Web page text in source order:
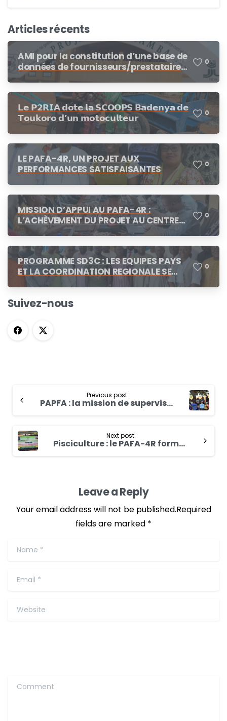
Articles récents
AMI pour la constitution d’une base de
données de fournisseurs/prestataires
dans le cadre des procédures de
de cotation
0
𝗟𝗲 𝗣𝟮𝗥𝗜𝗔 𝗱𝗼𝘁𝗲 𝗹𝗮 𝗦𝗖𝗢𝗢𝗣𝗦 𝗕𝗮𝗱𝗲𝗻𝘆𝗮 𝗱𝗲
𝗧𝗼𝘂𝗸𝗼𝗿𝗼 𝗱’𝘂𝗻 𝗺𝗼𝘁𝗼𝗰𝘂𝗹𝘁𝗲𝘂𝗿
0
LE PAFA-4R, UN PROJET AUX
PERFORMANCES SATISFAISANTES
0
MISSION D’APPUI AU PAFA-4R :
L’ACHÈVEMENT DU PROJET AU CENTRE
DES CONCERTATIONS
0
PROGRAMME SD3C : LES EQUIPES PAYS
ET LA COORDINATION REGIONALE SE
CONCERTENT A N’DJAMENA
0
Suivez-nous
Previous post
PAPFA : la mission de supervision rencontre les parties prenantes de la boucle du Mouhoun
Next post
Pisciculture : le PAFA-4R forme les CREER sur les techniques et la réglementation
Leave a Reply
Your email address will not be published.Required
fields are marked *
Name*
Email*
Website
Comment